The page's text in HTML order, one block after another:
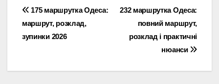
Навігація
записів
232 маршрутка Одеса:
повний маршрут,
розклад і практичні
нюанси
175 маршрутка Одеса:
маршрут, розклад,
зупинки 2026